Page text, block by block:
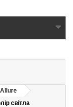
світла